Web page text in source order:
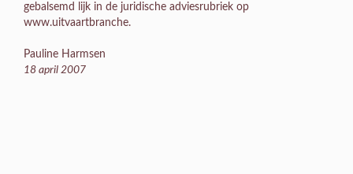
gebalsemd lijk in de juridische adviesrubriek op
www.uitvaartbranche.
Pauline Harmsen
18 april 2007